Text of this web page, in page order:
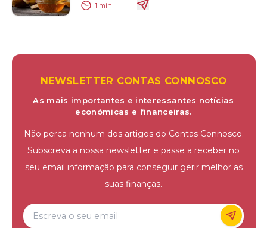
1 min
NEWSLETTER CONTAS CONNOSCO
As mais importantes e interessantes notícias
económicas e financeiras.
Não perca nenhum dos artigos do Contas Connosco.
Subscreva a nossa newsletter e passe a receber no
seu email informação para conseguir gerir melhor as
suas finanças.